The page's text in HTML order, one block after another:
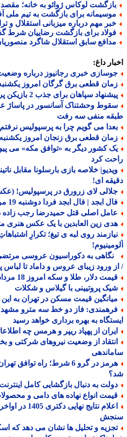
لوکاس ژوائو به خانه؛ مقصد
برای بازگشت به تیم ملی
مهم درباره میزبانی استقلال و
برای بازگشت رضاییان شرط
سابق استقلال شاگرد منصوریان
داغ:
خبری رجانیوز درباره وضعیت
قطعی برق گرگان امروز یکشنبه 18 مرداد (خاموشی برق)
سپاهان برای جذب 2 بازیکن پرسپولیس
وحشتناک آسانسور در پاساژ
منفی سه رفت
می گویم چرا به پرسپولیس نرفتم
قطعی برق زنجان امروز یکشنبه 18 مرداد (خاموشی برق)
کشور دیگر به «توافق مکه» می پیوندد|
کرد
ای!
لای زرورق در پرسپولیس! (عکس)
ابجد | فال ابجد فردا دوشنبه 19 مرداد ماه 1405
اصلی قتل حمیدرضا رجب زاده
زین العابدین با یک عکس هنری
روی لبه ی تیغ؛ تکرارِ اشتباهاتِ
به دکوراسیون عروسی مرتضی
ورود زیبای عروس و داماد تا لباس
دلار، طلا و سکه امروز 18 مرداد 1405
پروتیینی با گیلاس و شکلات
قیمت مسکن در تهران به این
فاز دو خط سه مترو مشهد یک
به بهره برداری خواهد رسید
از پهپاد ریپر و هرمس چه
از وضعیت نیروهای شرکتی و
هرمز در گرو 6 شرط؛ راه توافق
به دنبال بازگشایی کامل
انواع نهاده های دامی و محصولات کشاورزی
اعلام نتایج نهایی
و تحلیل ها نشان می دهد که